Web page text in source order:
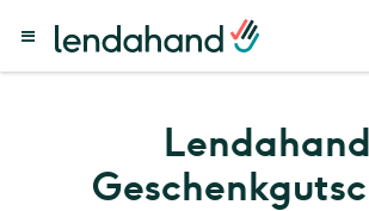
Lendahand